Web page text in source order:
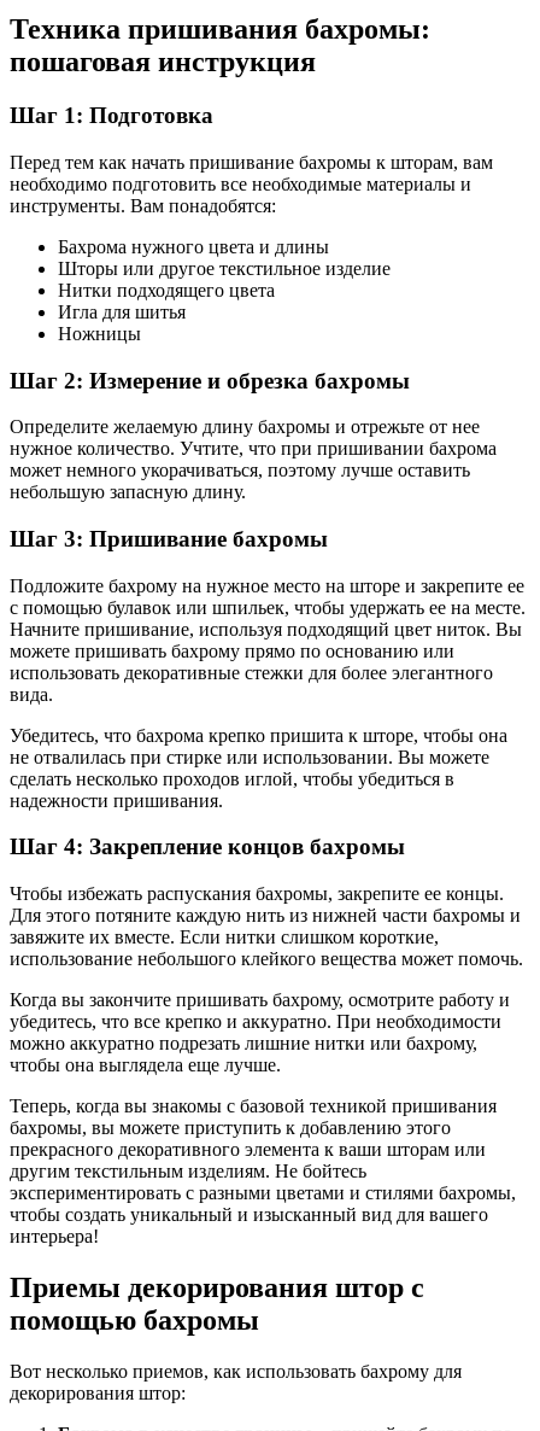
Техника пришивания бахромы:
пошаговая инструкция
Шаг 1: Подготовка
Перед тем как начать пришивание бахромы к шторам, вам
необходимо подготовить все необходимые материалы и
инструменты. Вам понадобятся:
Бахрома нужного цвета и длины
Шторы или другое текстильное изделие
Нитки подходящего цвета
Игла для шитья
Ножницы
Шаг 2: Измерение и обрезка бахромы
Определите желаемую длину бахромы и отрежьте от нее
нужное количество. Учтите, что при пришивании бахрома
может немного укорачиваться, поэтому лучше оставить
небольшую запасную длину.
Шаг 3: Пришивание бахромы
Подложите бахрому на нужное место на шторе и закрепите ее
с помощью булавок или шпильек, чтобы удержать ее на месте.
Начните пришивание, используя подходящий цвет ниток. Вы
можете пришивать бахрому прямо по основанию или
использовать декоративные стежки для более элегантного
вида.
Убедитесь, что бахрома крепко пришита к шторе, чтобы она
не отвалилась при стирке или использовании. Вы можете
сделать несколько проходов иглой, чтобы убедиться в
надежности пришивания.
Шаг 4: Закрепление концов бахромы
Чтобы избежать распускания бахромы, закрепите ее концы.
Для этого потяните каждую нить из нижней части бахромы и
завяжите их вместе. Если нитки слишком короткие,
использование небольшого клейкого вещества может помочь.
Когда вы закончите пришивать бахрому, осмотрите работу и
убедитесь, что все крепко и аккуратно. При необходимости
можно аккуратно подрезать лишние нитки или бахрому,
чтобы она выглядела еще лучше.
Теперь, когда вы знакомы с базовой техникой пришивания
бахромы, вы можете приступить к добавлению этого
прекрасного декоративного элемента к ваши шторам или
другим текстильным изделиям. Не бойтесь
экспериментировать с разными цветами и стилями бахромы,
чтобы создать уникальный и изысканный вид для вашего
интерьера!
Приемы декорирования штор с
помощью бахромы
Вот несколько приемов, как использовать бахрому для
декорирования штор: